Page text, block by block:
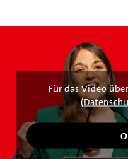
Für das Video
(